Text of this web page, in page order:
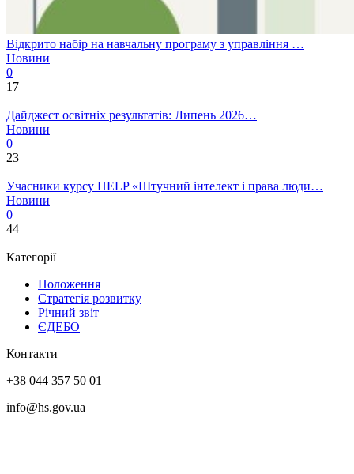
Відкрито набір на навчальну програму з управління …
Новини
0
17
Дайджест освітніх результатів: Липень 2026…
Новини
0
23
Учасники курсу HELP «Штучний інтелект і права люди…
Новини
0
44
Категорії
Положення
Стратегія розвитку
Річний звіт
ЄДЕБО
Контакти
+38 044 357 50 01
info@hs.gov.ua